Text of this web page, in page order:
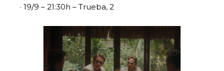
· 19/9 – 21:30h – Trueba, 2